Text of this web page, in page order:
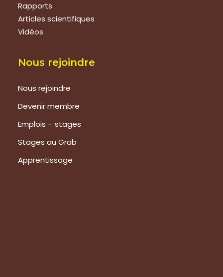
Rapports
Articles scientifiques
Vidéos
Nous rejoindre
Nous rejoindre
Devenir membre
Emplois – stages
Stages au Grab
Apprentissage